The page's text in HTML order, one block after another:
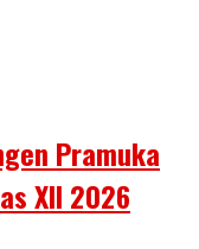
Pramuka
XII 2026